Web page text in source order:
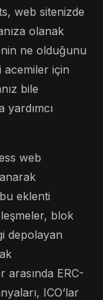
web sitenizde
olanak
ne olduğunu
acemiler için
bile
yardımcı
web
eklenti
blok
depolayan
arasında ERC-
ICO’lar